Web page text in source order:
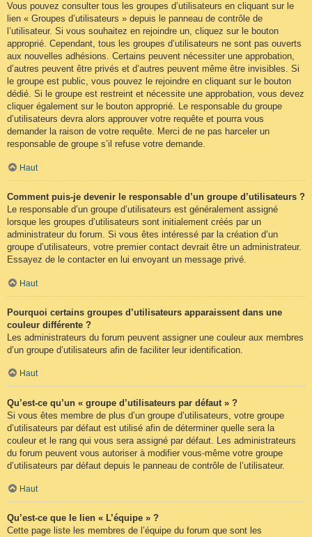
Vous pouvez consulter tous les groupes d’utilisateurs en cliquant sur le
lien « Groupes d’utilisateurs » depuis le panneau de contrôle de
l’utilisateur. Si vous souhaitez en rejoindre un, cliquez sur le bouton
approprié. Cependant, tous les groupes d’utilisateurs ne sont pas ouverts
aux nouvelles adhésions. Certains peuvent nécessiter une approbation,
d’autres peuvent être privés et d’autres peuvent même être invisibles. Si
le groupe est public, vous pouvez le rejoindre en cliquant sur le bouton
dédié. Si le groupe est restreint et nécessite une approbation, vous devez
cliquer également sur le bouton approprié. Le responsable du groupe
d’utilisateurs devra alors approuver votre requête et pourra vous
demander la raison de votre requête. Merci de ne pas harceler un
responsable de groupe s’il refuse votre demande.
Haut
Comment puis-je devenir le responsable d’un groupe d’utilisateurs ?
Le responsable d’un groupe d’utilisateurs est généralement assigné
lorsque les groupes d’utilisateurs sont initialement créés par un
administrateur du forum. Si vous êtes intéressé par la création d’un
groupe d’utilisateurs, votre premier contact devrait être un administrateur.
Essayez de le contacter en lui envoyant un message privé.
Haut
Pourquoi certains groupes d’utilisateurs apparaissent dans une
couleur différente ?
Les administrateurs du forum peuvent assigner une couleur aux membres
d’un groupe d’utilisateurs afin de faciliter leur identification.
Haut
Qu’est-ce qu’un « groupe d’utilisateurs par défaut » ?
Si vous êtes membre de plus d’un groupe d’utilisateurs, votre groupe
d’utilisateurs par défaut est utilisé afin de déterminer quelle sera la
couleur et le rang qui vous sera assigné par défaut. Les administrateurs
du forum peuvent vous autoriser à modifier vous-même votre groupe
d’utilisateurs par défaut depuis le panneau de contrôle de l’utilisateur.
Haut
Qu’est-ce que le lien « L’équipe » ?
Cette page liste les membres de l’équipe du forum que sont les